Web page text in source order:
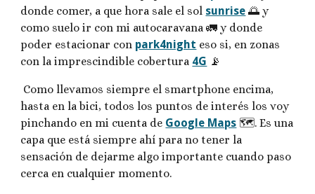
donde comer, a que hora sale el sol sunrise 🌅 y
como suelo ir con mi autocaravana 🚛 y donde
poder estacionar con park4night eso si, en zonas
con la imprescindible cobertura 4G 📡
Como llevamos siempre el smartphone encima,
hasta en la bici, todos los puntos de interés los voy
pinchando en mi cuenta de Google Maps 🗺️. Es una
capa que está siempre ahí para no tener la
sensación de dejarme algo importante cuando paso
cerca en cualquier momento.